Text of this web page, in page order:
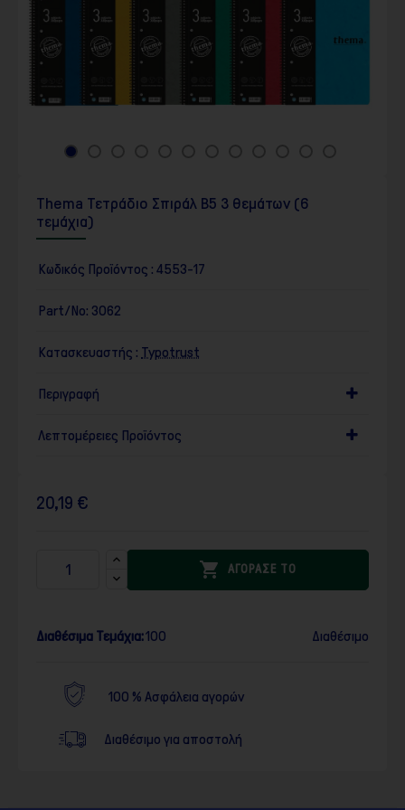
Thema Τετράδιο Σπιράλ Β5 3 θεμάτων (6
τεμάχια)
Κωδικός Προϊόντος : 4553-17
Part/No: 3062
Κατασκευαστής : Typotrust
Περιγραφή
Λεπτομέρειες Προϊόντος
20,19 €
 ΑΓΟΡΑΣΕ ΤΟ
Διαθέσιμα Τεμάχια:100 Διαθέσιμο
100 % Ασφάλεια αγορών
Διαθέσιμο για αποστολή